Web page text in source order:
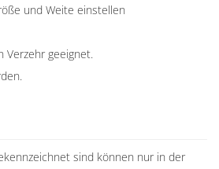
und Weite einstellen
Verzehr geeignet.
sind können nur in der